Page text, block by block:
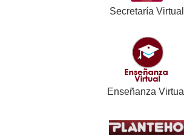
Secretaría Virtual
Enseñanza Virtual